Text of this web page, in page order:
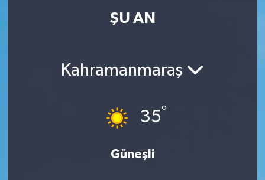
ŞU AN
Kahramanmaraş
35°
Güneşli